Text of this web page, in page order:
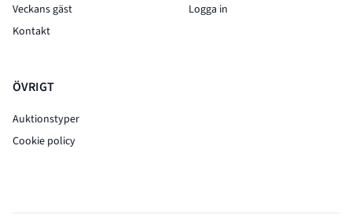
Veckans gäst
Kontakt
ÖVRIGT
Auktionstyper
Cookie policy
Logga in